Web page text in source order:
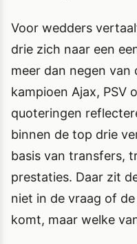
Voor wedders
drie zich naar een
meer dan negen
kampioen Ajax, PSV
quoteringen
binnen de top drie
basis van transfers,
prestaties. Daar zit
niet in de vraag of
komt, maar welke